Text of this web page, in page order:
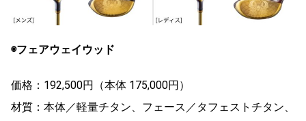
◉フェアウェイウッド
価格：192,500円（本体 175,000円）
材質：本体／軽量チタン、フェース／タフェストチタン、